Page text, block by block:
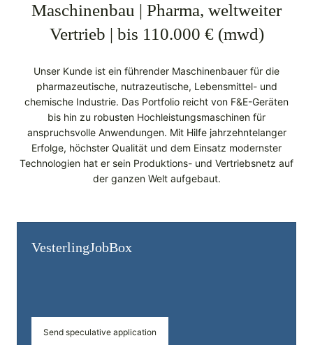
Maschinenbau | Pharma, weltweiter
Vertrieb | bis 110.000 € (mwd)
Unser Kunde ist ein führender Maschinenbauer für die
pharmazeutische, nutrazeutische, Lebensmittel- und
chemische Industrie. Das Portfolio reicht von F&E-Geräten
bis hin zu robusten Hochleistungsmaschinen für
anspruchsvolle Anwendungen. Mit Hilfe jahrzehntelanger
Erfolge, höchster Qualität und dem Einsatz modernster
Technologien hat er sein Produktions- und Vertriebsnetz auf
der ganzen Welt aufgebaut.
Vesterling­JobBox
Send speculative application